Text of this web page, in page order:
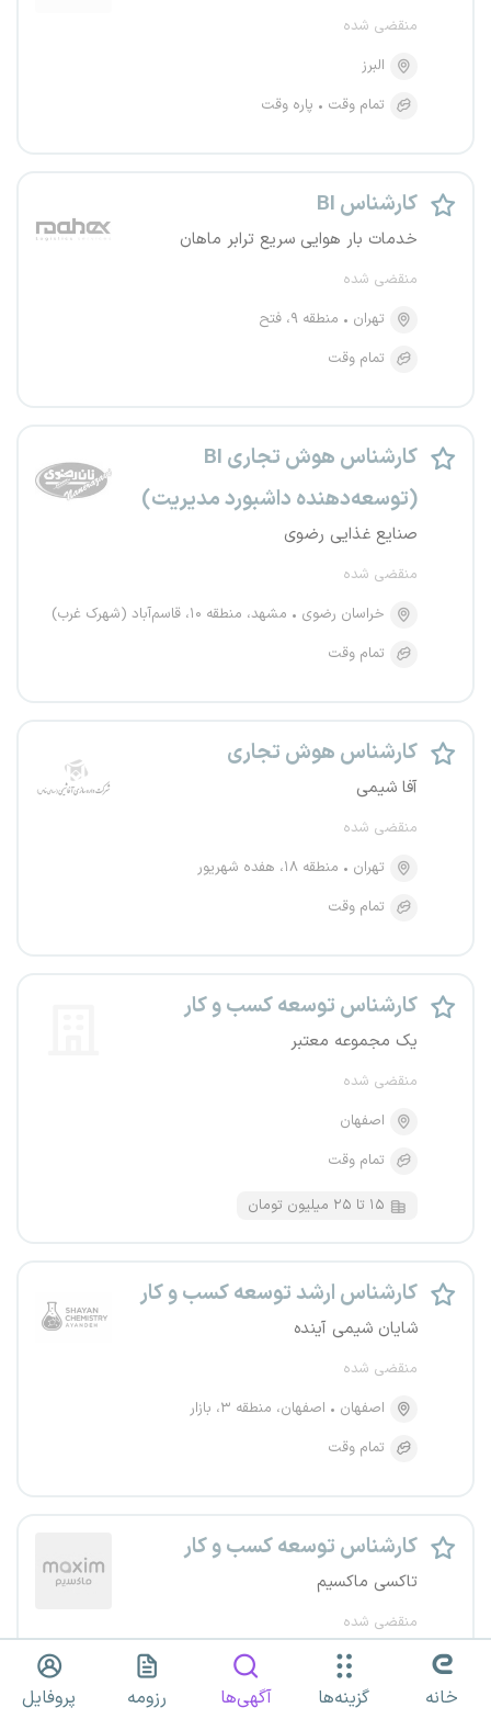
منقضی شده
البرز
تمام وقت
پاره وقت
کارشناس BI
خدمات بار هوایی سریع ترابر ماهان
منقضی شده
تهران
منطقه ۹، فتح
تمام وقت
کارشناس هوش تجاری BI
(توسعه‌دهنده داشبورد مدیریت)
صنایع غذایی رضوی
منقضی شده
خراسان رضوی
مشهد، منطقه ۱۰، قاسم‌آباد (شهرک غرب)
تمام وقت
کارشناس هوش تجاری
آفا شیمی
منقضی شده
تهران
منطقه ۱۸، هفده شهریور
تمام وقت
کارشناس توسعه کسب و کار
یک مجموعه معتبر
منقضی شده
اصفهان
تمام وقت
۱۵ تا ۲۵ میلیون تومان
کارشناس ارشد توسعه کسب و کار
شایان شیمی آینده
منقضی شده
اصفهان
اصفهان، منطقه ۳، بازار
تمام وقت
کارشناس توسعه کسب و کار
تاکسی ماکسیم
منقضی شده
مرکزی
تمام وقت
خانه گزینه‌ها آگهی‌ها رزومه پروفایل